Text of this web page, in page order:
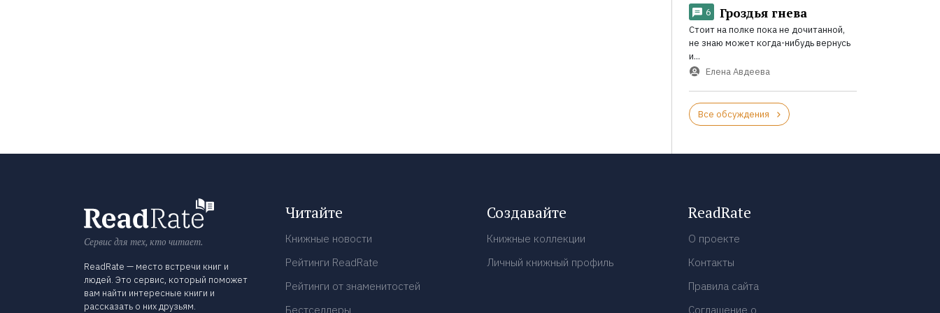
6 Гроздья гнева
Стоит на полке пока не дочитанной,
не знаю может когда-нибудь вернусь
и...
Елена Авдеева
Все обсуждения
Сервис для тех, кто читает.
ReadRate — место встречи книг и
людей. Это сервис, который поможет
вам найти интересные книги и
рассказать о них друзьям.
Читайте
Книжные новости
Рейтинги ReadRate
Рейтинги от знаменитостей
Бестселлеры
Создавайте
Книжные коллекции
Личный книжный профиль
ReadRate
О проекте
Контакты
Правила сайта
Соглашение о